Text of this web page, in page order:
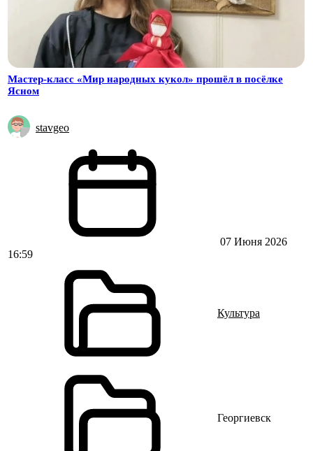
Мастер-класс «Мир народных кукол» прошёл в посёлке
Ясном
stavgeo
07 Июня 2026
16:59
Культура
Георгиевск